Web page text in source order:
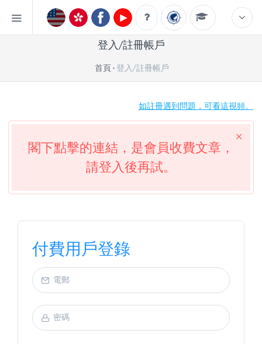
登入/註冊帳戶
首頁 登入/註冊帳戶
如註冊遇到問題，可看這視頻。
閣下點擊的連結，是會員收費文章，
請登入後再試。
付費用戶登錄